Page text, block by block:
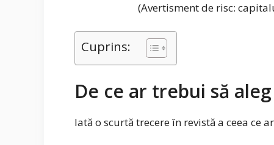
(Avertisment de risc:
Cuprins:
De ce ar trebui să
Iată o scurtă trecere în revistă a ceea ce